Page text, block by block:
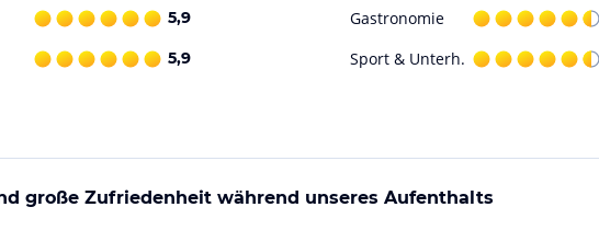
5,9 Gastronomie
5,9 Sport & Unterh.
große Zufriedenheit während unseres Aufenthalts